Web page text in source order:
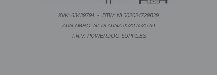
KVK: 63439794 - BTW: NL002024729B29
ABN AMRO: NL79 ABNA 0523 5525 64
T.N.V: POWERDOG SUPPLIES